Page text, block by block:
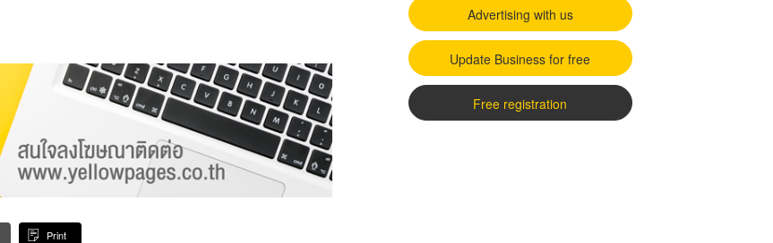
Print
Advertising with us
Update Business for free
Free registration